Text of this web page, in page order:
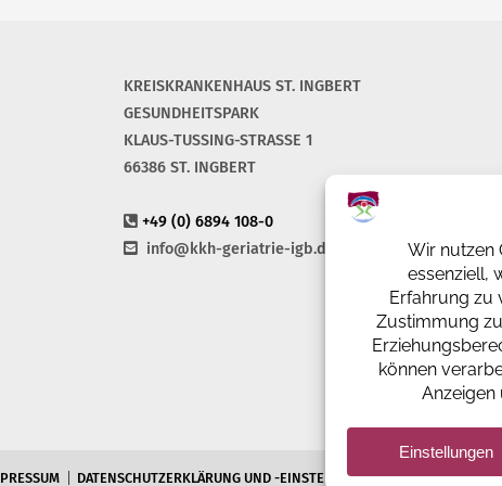
KREISKRANKENHAUS ST. INGBERT
GESUNDHEITSPARK
KLAUS-TUSSING-STRASSE 1
66386 ST. INGBERT
+49 (0) 6894 108-0
info@kkh-geriatrie-igb.de
DATENSCHUTZERKLÄRUNG UND -EINSTELLUNGEN BILDNACHWEISE